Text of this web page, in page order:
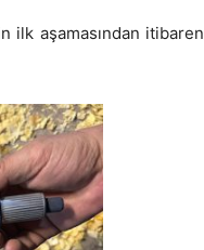
ilk aşamasından itibaren